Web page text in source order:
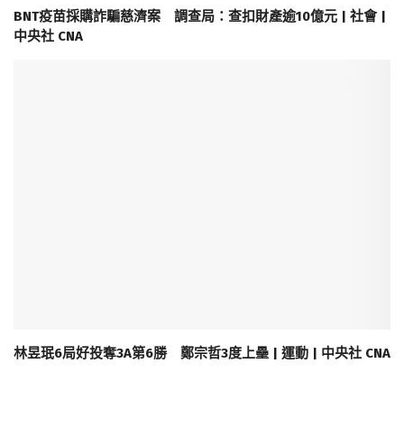
BNT疫苗採購詐騙慈濟案 調查局：查扣財產逾10億元 | 社會 |
中央社 CNA
林昱珉6局好投奪3A第6勝 鄭宗哲3度上壘 | 運動 | 中央社 CNA